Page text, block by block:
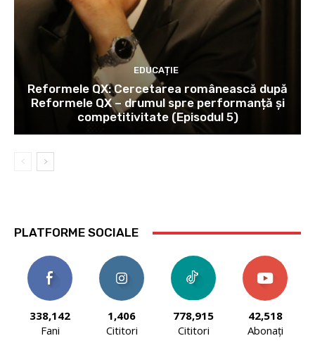
EDUCAȚIE
Reformele QX: Cercetarea românească după
Reformele QX – drumul spre performanță și
competitivitate (Episodul 5)
PLATFORME SOCIALE
338,142
Fani
1,406
Cititori
778,915
Cititori
42,518
Abonați